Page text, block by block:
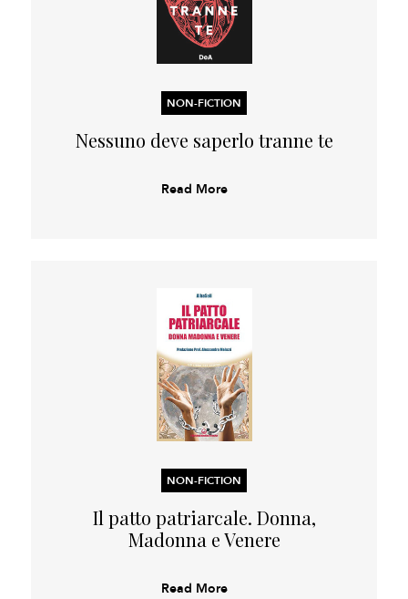
NON-FICTION
Nessuno deve saperlo tranne te
Read More
NON-FICTION
Il patto patriarcale. Donna,
Madonna e Venere
Read More